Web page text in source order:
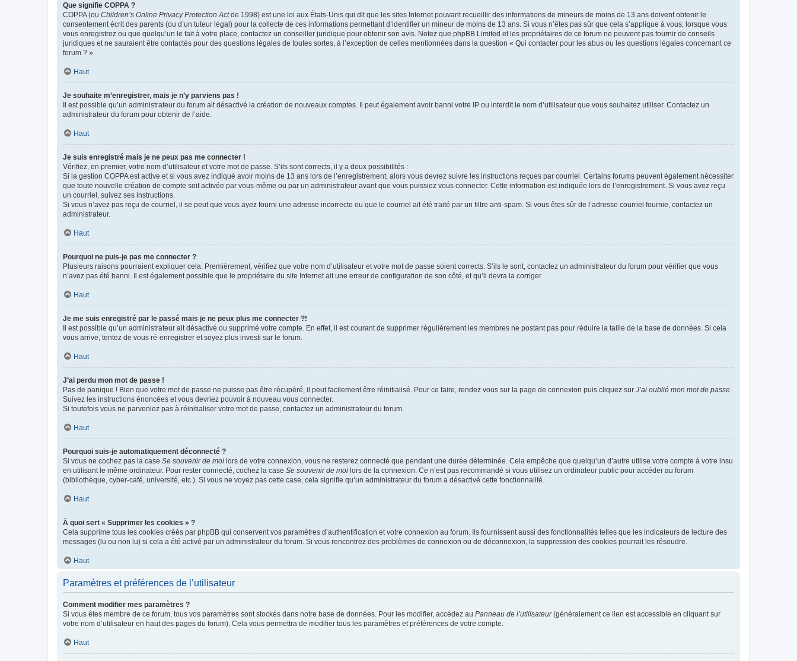
Que signifie COPPA ?
COPPA (ou Children’s Online Privacy Protection Actde 1998) est une loi aux États-Unis qui dit que les sites Internet pouvant recueillir des informations de mineurs de moins de 13 ans doivent obtenir le
consentement écrit des parents (ou d’un tuteur légal) pour la collecte de ces informations permettant d’identifier un mineur de moins de 13 ans. Si vous n’êtes pas sûr que cela s’applique à vous, lorsque vous
vous enregistrez ou que quelqu’un le fait à votre place, contactez un conseiller juridique pour obtenir son avis. Notez que phpBB Limited et les propriétaires de ce forum ne peuvent pas fournir de conseils
juridiques et ne sauraient être contactés pour des questions légales de toutes sortes, à l’exception de celles mentionnées dans la question « Qui contacter pour les abus ou les questions légales concernant ce
forum ? ».
Haut
Je souhaite m’enregistrer, mais je n’y parviens pas !
Il est possible qu’un administrateur du forum ait désactivé la création de nouveaux comptes. Il peut également avoir banni votre IP ou interdit le nom d’utilisateur que vous souhaitez utiliser. Contactez un
administrateur du forum pour obtenir de l’aide.
Haut
Je suis enregistré mais je ne peux pas me connecter !
Vérifiez, en premier, votre nom d’utilisateur et votre mot de passe. S’ils sont corrects, il y a deux possibilités :
Si la gestion COPPA est active et si vous avez indiqué avoir moins de 13 ans lors de l’enregistrement, alors vous devrez suivre les instructions reçues par courriel. Certains forums peuvent également nécessiter
que toute nouvelle création de compte soit activée par vous-même ou par un administrateur avant que vous puissiez vous connecter. Cette information est indiquée lors de l’enregistrement. Si vous avez reçu
un courriel, suivez ses instructions.
Si vous n’avez pas reçu de courriel, il se peut que vous ayez fourni une adresse incorrecte ou que le courriel ait été traité par un filtre anti-spam. Si vous êtes sûr de l’adresse courriel fournie, contactez un
administrateur.
Haut
Pourquoi ne puis-je pas me connecter ?
Plusieurs raisons pourraient expliquer cela. Premièrement, vérifiez que votre nom d’utilisateur et votre mot de passe soient corrects. S’ils le sont, contactez un administrateur du forum pour vérifier que vous
n’avez pas été banni. Il est également possible que le propriétaire du site Internet ait une erreur de configuration de son côté, et qu’il devra la corriger.
Haut
Je me suis enregistré par le passé mais je ne peux plus me connecter ?!
Il est possible qu’un administrateur ait désactivé ou supprimé votre compte. En effet, il est courant de supprimer régulièrement les membres ne postant pas pour réduire la taille de la base de données. Si cela
vous arrive, tentez de vous ré-enregistrer et soyez plus investi sur le forum.
Haut
J’ai perdu mon mot de passe !
Pas de panique ! Bien que votre mot de passe ne puisse pas être récupéré, il peut facilement être réinitialisé. Pour ce faire, rendez vous sur la page de connexion puis cliquez sur J’ai oublié mon mot de passe
Suivez les instructions énoncées et vous devriez pouvoir à nouveau vous connecter.
Si toutefois vous ne parveniez pas à réinitialiser votre mot de passe, contactez un administrateur du forum.
Haut
Pourquoi suis-je automatiquement déconnecté ?
Si vous ne cochez pas la case Se souvenir de moi lors de votre connexion, vous ne resterez connecté que pendant une durée déterminée. Cela empêche que quelqu’un d’autre utilise votre compte à votre insu
en utilisant le même ordinateur. Pour rester connecté, cochez la case Se souvenir de moi lors de la connexion. Ce n’est pas recommandé si vous utilisez un ordinateur public pour accéder au forum
(bibliothèque, cyber-café, université, etc.). Si vous ne voyez pas cette case, cela signifie qu’un administrateur du forum a désactivé cette fonctionnalité.
Haut
À quoi sert « Supprimer les cookies » ?
Cela supprime tous les cookies créés par phpBB qui conservent vos paramètres d’authentification et votre connexion au forum. Ils fournissent aussi des fonctionnalités telles que les indicateurs de lecture des
messages (lu ou non lu) si cela a été activé par un administrateur du forum. Si vous rencontrez des problèmes de connexion ou de déconnexion, la suppression des cookies pourrait les résoudre.
Haut
Paramètres et préférences de l’utilisateur
Comment modifier mes paramètres ?
Si vous êtes membre de ce forum, tous vos paramètres sont stockés dans notre base de données. Pour les modifier, accédez au Panneau de l’utilisateur(généralement ce lien est accessible en cliquant sur
votre nom d’utilisateur en haut des pages du forum). Cela vous permettra de modifier tous les paramètres et préférences de votre compte.
Haut